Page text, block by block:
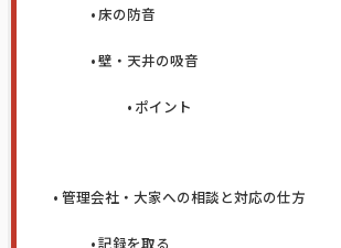
床の防音
壁・天井の吸音
ポイント
管理会社・大家への相談と対応の仕方
記録を取る